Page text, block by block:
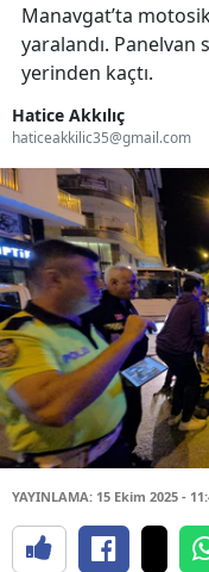
Manavgat’ta
yaralandı. Panelvan
yerinden kaçtı.
Hatice Akkılıç
haticeakkilic35@gmail.com
YAYINLAMA: 15 Ekim 2025 -